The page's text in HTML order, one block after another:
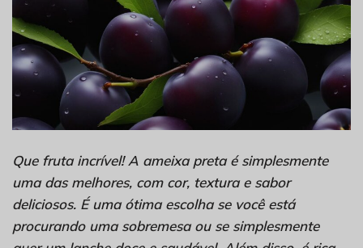
Que fruta incrível! A ameixa preta é simplesmente
uma das melhores, com cor, textura e sabor
deliciosos. É uma ótima escolha se você está
procurando uma sobremesa ou se simplesmente